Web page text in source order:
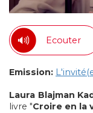
Ecouter
Emission:
Laura Blajman
livre "Croire en la